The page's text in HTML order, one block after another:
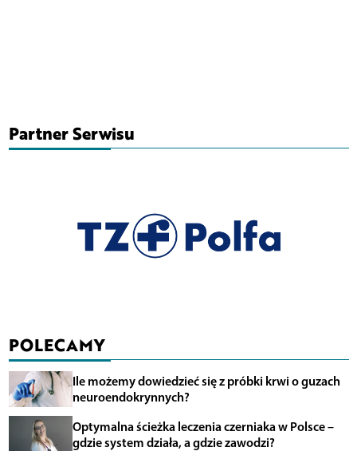
Partner Serwisu
POLECAMY
Ile możemy dowiedzieć się z próbki krwi o guzach
neuroendokrynnych?
Optymalna ścieżka leczenia czerniaka w Polsce –
gdzie system działa, a gdzie zawodzi?